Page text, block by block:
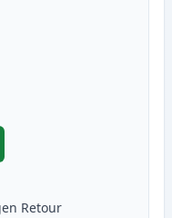
CLI-581XXL (1995C001)
Retour